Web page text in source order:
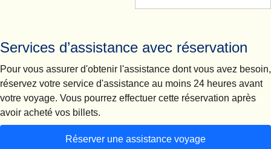
Services d’assistance avec réservation
Pour vous assurer d'obtenir l'assistance dont vous avez besoin,
réservez votre service d'assistance au moins 24 heures avant
votre voyage. Vous pourrez effectuer cette réservation après
avoir acheté vos billets.
Réserver une assistance voyage